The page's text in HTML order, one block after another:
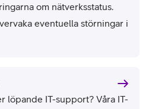
om nätverksstatus.
eventuella störningar i
löpande IT-support? Våra IT-